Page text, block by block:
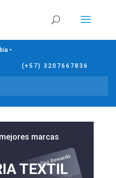
•
(+57) 3207667836
marcas
TEXTIL